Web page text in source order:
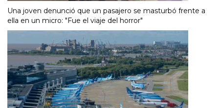
Una joven denunció que un pasajero se masturbó frente a
ella en un micro: "Fue el viaje del horror"